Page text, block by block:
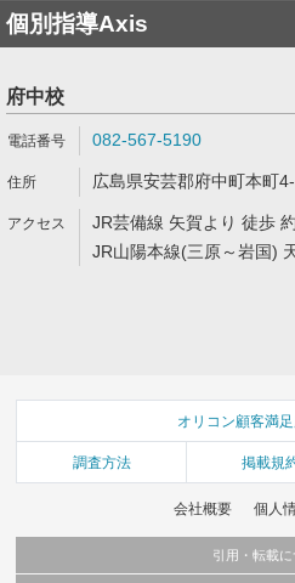
個別指導Axis
府中校
082-567-5190
広島県安芸郡府中町本町
JR芸備線 矢賀より 徒歩
JR山陽本線(三原～岩国)
オリコン顧客満
調査方法 掲載規
会社概要 個人
引用・転載に